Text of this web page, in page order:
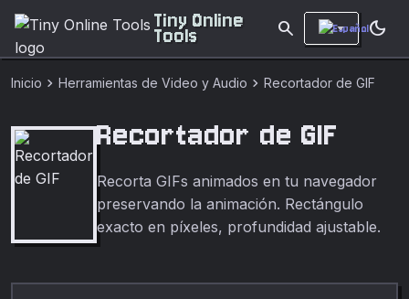
Tiny Online
Tools search dark_mode
Inicio chevron_right Herramientas de Video y Audio chevron_right Recortador de GIF
Recortador de GIF
Recorta GIFs animados en tu navegador
preservando la animación. Rectángulo
exacto en píxeles, profundidad ajustable.